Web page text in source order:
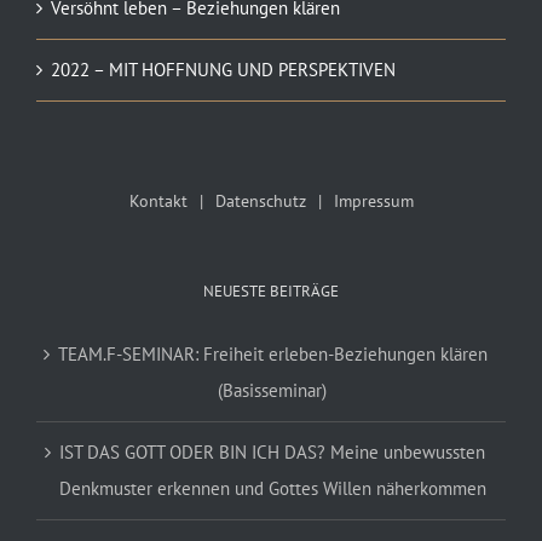
Versöhnt leben – Beziehungen klären
2022 – MIT HOFFNUNG UND PERSPEKTIVEN
Kontakt Datenschutz Impressum
NEUESTE BEITRÄGE
TEAM.F-SEMINAR: Freiheit erleben-Beziehungen klären
(Basisseminar)
IST DAS GOTT ODER BIN ICH DAS? Meine unbewussten
Denkmuster erkennen und Gottes Willen näherkommen